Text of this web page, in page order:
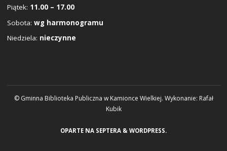
Piątek: 11.00 – 17.00
Sobota: wg harmonogramu
Niedziela: nieczynne
© Gminna Biblioteka Publiczna w Kamionce Wielkiej. Wykonanie: Rafał
Kubik
OPARTE NA SEPTERA & WORDPRESS.